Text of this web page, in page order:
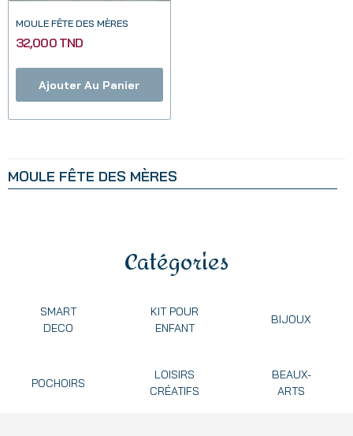
MOULE FÊTE DES MÈRES
MOULE FÊTE DES MÈRES
32,000 TND
Ajouter Au Panier
Catégories
SMART
DECO
KIT POUR
ENFANT
BIJOUX
POCHOIRS
LOISIRS
CRÉATIFS
BEAUX-
ARTS